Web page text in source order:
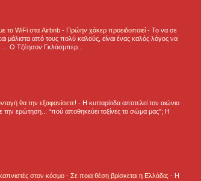
το WiFi στα Airbnb - Πρώην χάκερ προειδοποιεί- Το να σε
μάλιστα από τους πολύ καλούς, είναι ένας καλός λόγος να
Ο Τζέησον Γκλάσμπερ...
θα την εξαφανίσετε! - H κυτταρίτιδα αποτελεί τον αιώνιο
την ερώτηση... “πού αποθηκεύει τοξίνες το σώμα μας”; Η
στον κόσμο - Σε ποια θέση βρίσκεται η Ελλάδα; - Η